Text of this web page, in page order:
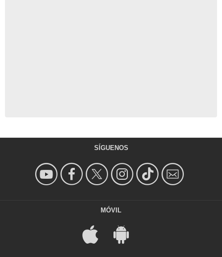
SÍGUENOS
MÓVIL